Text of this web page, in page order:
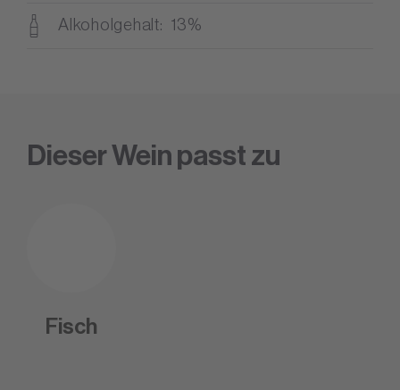
Alkoholgehalt 13%
Dieser Wein passt zu
Fisch